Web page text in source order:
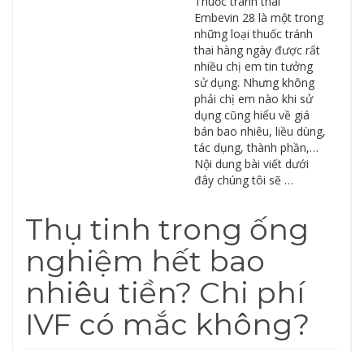
Embevin 28 là một trong
những loại thuốc tránh
thai hàng ngày được rất
nhiều chị em tin tưởng
sử dụng. Nhưng không
phải chị em nào khi sử
dụng cũng hiểu về giá
bán bao nhiêu, liều dùng,
tác dụng, thành phần,…
Nội dung bài viết dưới
đây chúng tôi sẽ …
Thụ tinh trong ống
nghiệm hết bao
nhiêu tiền? Chi phí
IVF có mắc không?